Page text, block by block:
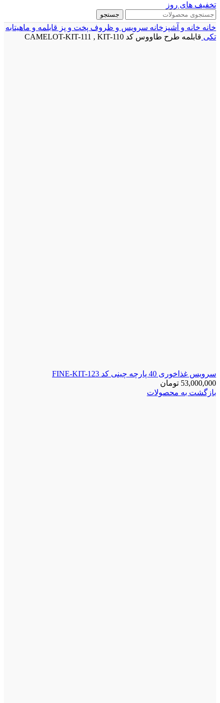
تخفیف های روز
جستجو
خانه خانه و آشپزخانه سرویس و ظروف پخت و پز قابلمه و ماهیتابه
تکی قابلمه طرح طاووس کد CAMELOT-KIT-111 , KIT-110
سرویس غذاخوری 40 پارچه چینی کد FINE-KIT-123
53,000,000 تومان
بازگشت به محصولات